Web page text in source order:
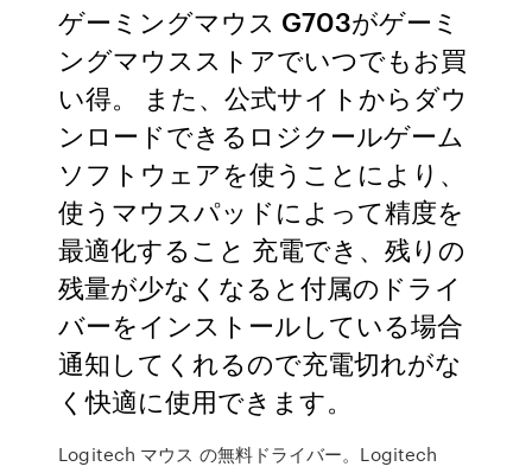
ゲーミングマウス G703がゲーミ
ングマウスストアでいつでもお買
い得。 また、公式サイトからダウ
ンロードできるロジクールゲーム
ソフトウェアを使うことにより、
使うマウスパッドによって精度を
最適化すること 充電でき、残りの
残量が少なくなると付属のドライ
バーをインストールしている場合
通知してくれるので充電切れがな
く快適に使用できます。
Logitech マウス の無料ドライバー。Logitech